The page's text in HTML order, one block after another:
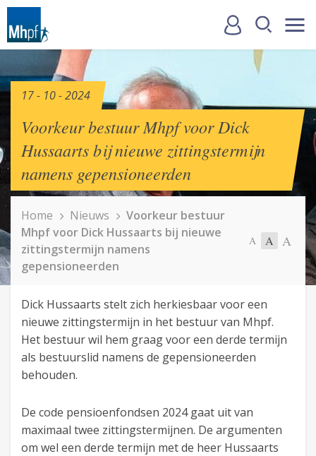
17 - 10 - 2024
Voorkeur bestuur Mhpf voor Dick
Hussaarts bij nieuwe zittingstermijn
namens gepensioneerden
Home Nieuws
Voorkeur bestuur
Mhpf voor Dick Hussaarts bij nieuwe
zittingstermijn namens
gepensioneerden
A A A
Dick Hussaarts stelt zich herkiesbaar voor een
nieuwe zittingstermijn in het bestuur van Mhpf.
Het bestuur wil hem graag voor een derde termijn
als bestuurslid namens de gepensioneerden
behouden.
De code pensioenfondsen 2024 gaat uit van
maximaal twee zittingstermijnen. De argumenten
om wel een derde termijn met de heer Hussaarts